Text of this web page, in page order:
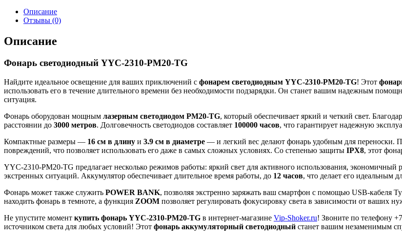
Описание
Отзывы (0)
Описание
Фонарь светодиодный YYC-2310-PM20-TG
Найдите идеальное освещение для ваших приключений с фонарем светодиодным YYC-2310-PM20-TG! Этот
использовать его в течение длительного времени без необходимости подзарядки. Он станет вашим надежным
ситуация.
Фонарь оборудован мощным лазерным светодиодом PM20-TG, который обеспечивает яркий и четкий свет.
расстоянии до 3000 метров. Долговечность светодиодов составляет 100000 часов, что гарантирует надежную
Компактные размеры — 16 см в длину и 3.9 см в диаметре — и легкий вес делают фонарь удобным для переноски.
повреждений, что позволяет использовать его даже в самых сложных условиях. Со степенью защиты IPX8, этот
YYC-2310-PM20-TG предлагает несколько режимов работы: яркий свет для активного использования,
экстренных ситуаций. Аккумулятор обеспечивает длительное время работы, до 12 часов, что делает его идеальным
Фонарь может также служить POWER BANK, позволяя экстренно заряжать ваш смартфон с помощью USB-кабеля
находить фонарь в темноте, а функция ZOOM позволяет регулировать фокусировку света в зависимости от ваших
Не упустите момент купить фонарь YYC-2310-PM20-TG в интернет-магазине Vip-Shoker.ru! Звоните по телефону
источником света для любых условий! Этот фонарь аккумуляторный светодиодный станет вашим незаменимым